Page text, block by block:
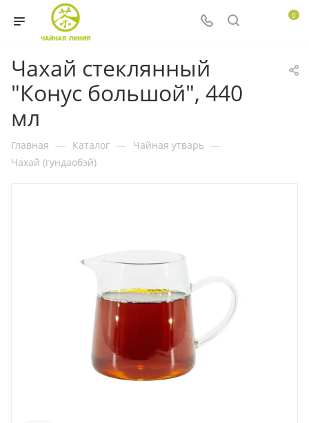
0
Чахай стеклянный
"Конус большой", 440
мл
Главная — Каталог — Чайная утварь —
Чахай (гундаобэй)